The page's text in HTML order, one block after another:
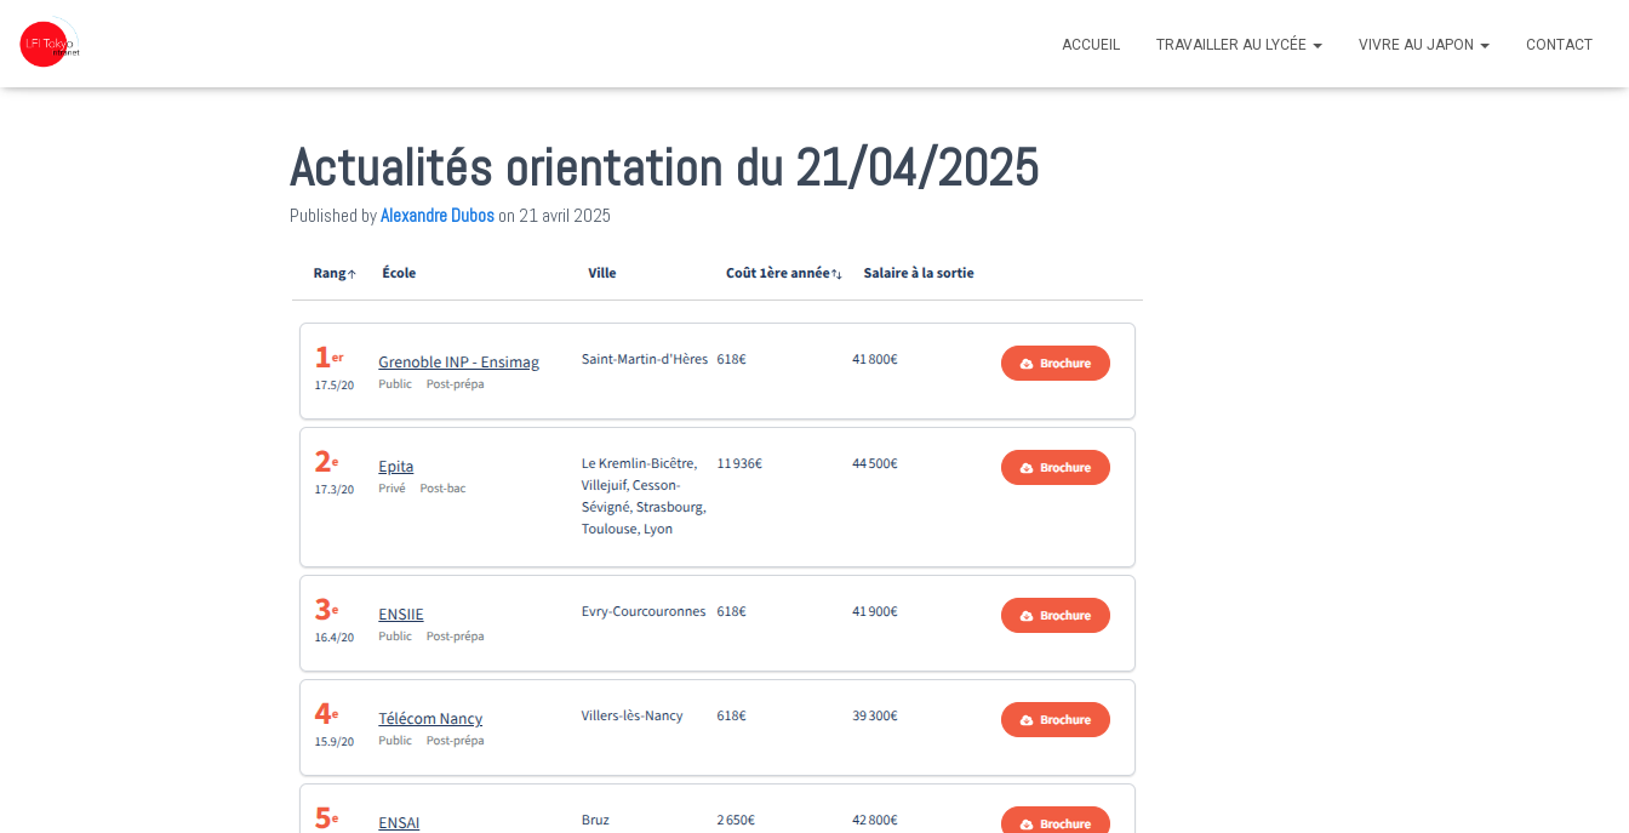
ACCUEIL TRAVAILLER AU LYCÉE VIVRE AU JAPON CONTACT
Actualités orientation du 21/04/2025
Published byAlexandre Dubos on 21 avril 2025